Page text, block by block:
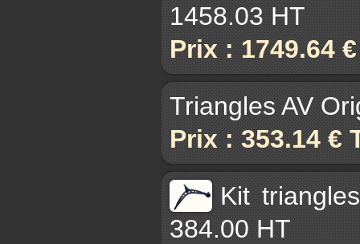
1458.03 HT
Prix : 1749.64
Triangles AV
Prix : 353.14 €
Kit
384.00 HT